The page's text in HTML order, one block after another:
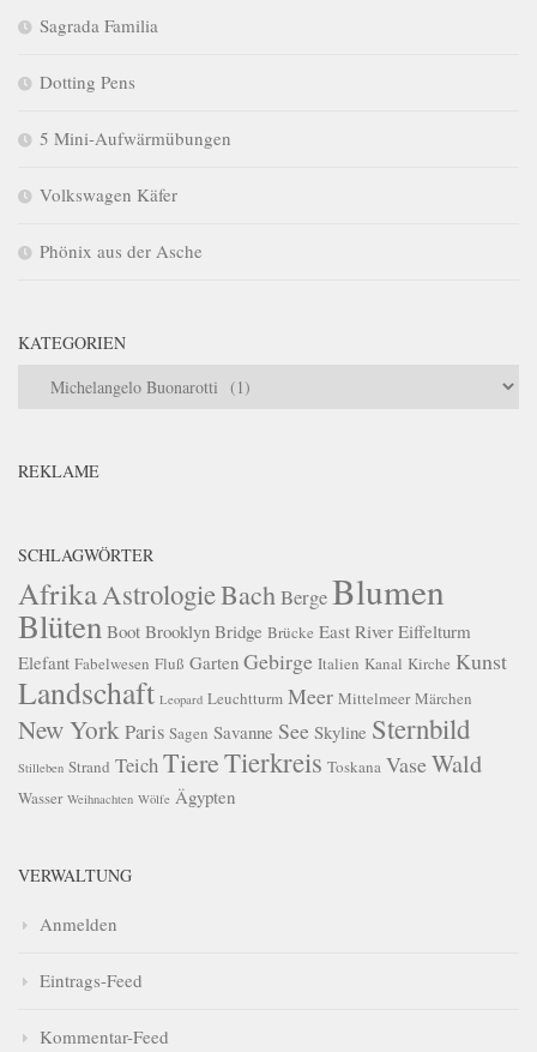
Sagrada Familia
Dotting Pens
5 Mini-Aufwärmübungen
Volkswagen Käfer
Phönix aus der Asche
KATEGORIEN
Kategorien
REKLAME
SCHLAGWÖRTER
AfrikaAstrologieBachBergeBlumen
Blüten Boot Brooklyn Bridge Brücke East River Eiffelturm
Elefant Fabelwesen Fluß Garten Gebirge Italien Kanal Kirche Kunst
Landschaft Leopard Leuchtturm Meer Mittelmeer Märchen
New YorkParis Sagen Savanne See Skyline Sternbild
Stilleben Strand TeichTiereTierkreis Toskana VaseWald
Wasser Weihnachten Wölfe Ägypten
VERWALTUNG
Anmelden
Eintrags-Feed
Kommentar-Feed